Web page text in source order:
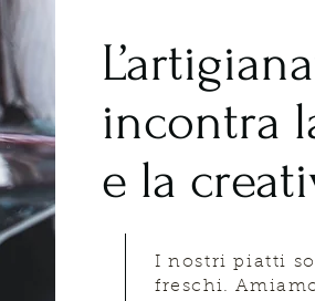
incontra
e la
I nostri piatti
freschi.